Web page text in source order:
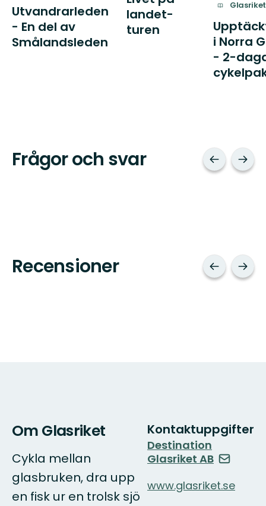
Utvandrarleden
- En del av
Smålandsleden
landet-
turen
Glasriket
i Norra
- 2-
Frågor och svar
Recensioner
Om Glasriket
Cykla mellan
glasbruken, dra upp
en fisk ur en trolsk sjö
Kontaktuppgifter
Destination
Glasriket AB
www.glasriket.se